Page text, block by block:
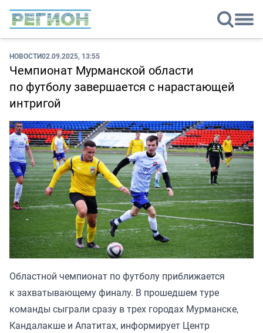
НОВОСТИ02.09.2025, 13:55
Чемпионат Мурманской области
по футболу завершается с нарастающей
интригой
Областной чемпионат по футболу приближается
к захватывающему финалу. В прошедшем туре
команды сыграли сразу в трех городах Мурманске,
Кандалакше и Апатитах, информирует Центр